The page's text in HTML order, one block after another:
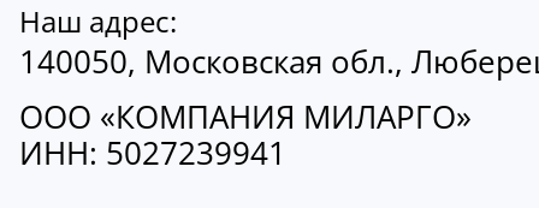
Наш адрес:
140050, Московская обл.,
ООО «КОМПАНИЯ МИЛАРГО»
ИНН: 5027239941